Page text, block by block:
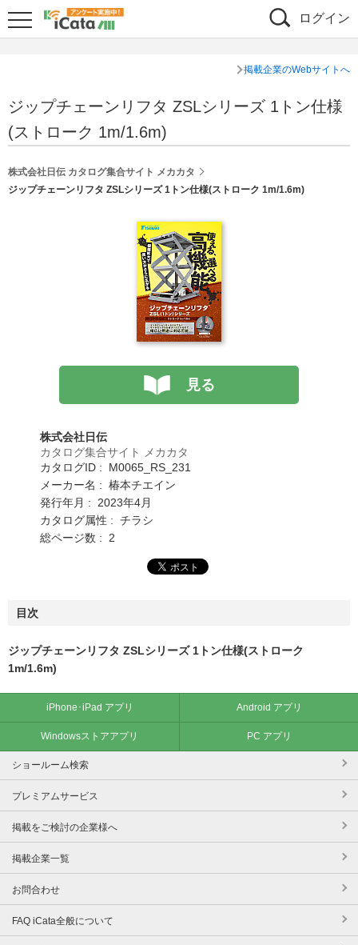
ログイン
掲載企業のWebサイトへ
ジップチェーンリフタ ZSLシリーズ 1トン仕様
(ストローク 1m/1.6m)
株式会社日伝 カタログ集合サイト メカカタ
ジップチェーンリフタ ZSLシリーズ 1トン仕様(ストローク 1m/1.6m)
見る
株式会社日伝
カタログ集合サイト メカカタ
カタログID : M0065_RS_231
メーカー名 : 椿本チエイン
発行年月 : 2023年4月
カタログ属性 : チラシ
総ページ数 : 2
目次
ジップチェーンリフタ ZSLシリーズ 1トン仕様(ストローク
1m/1.6m)
iPhone･iPad アプリ Android アプリ
Windowsストアアプリ PC アプリ
ショールーム検索
プレミアムサービス
掲載をご検討の企業様へ
掲載企業一覧
お問合わせ
FAQ iCata全般について